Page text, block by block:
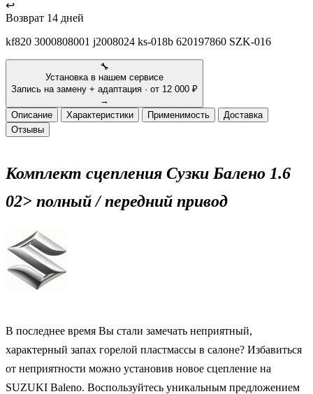
↩
Возврат 14 дней
kf820 3000808001 j2008024 ks-018b 620197860 SZK-016
🔧
Установка в нашем сервисе
Запись на замену + адаптация · от 12 000 ₽
→
Описание
Характеристики Применимость
Доставка
Отзывы
Комплект сцепления Сузки Балено 1.6
02> полный / передний привод
В последнее время Вы стали замечать неприятный,
характерный запах горелой пластмассы в салоне? Избавиться
от неприятности можно установив новое сцепление на
SUZUKI Baleno. Воспользуйтесь уникальным предложением